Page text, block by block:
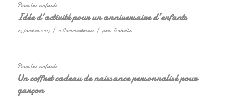
Pour les enfants
Idée d’activité pour un anniversaire d’enfants
25 janvier 2017 / 0 Commentaires / par Isabelle
Pour les enfants
Un coffret cadeau de naissance personnalisé pour
garçon